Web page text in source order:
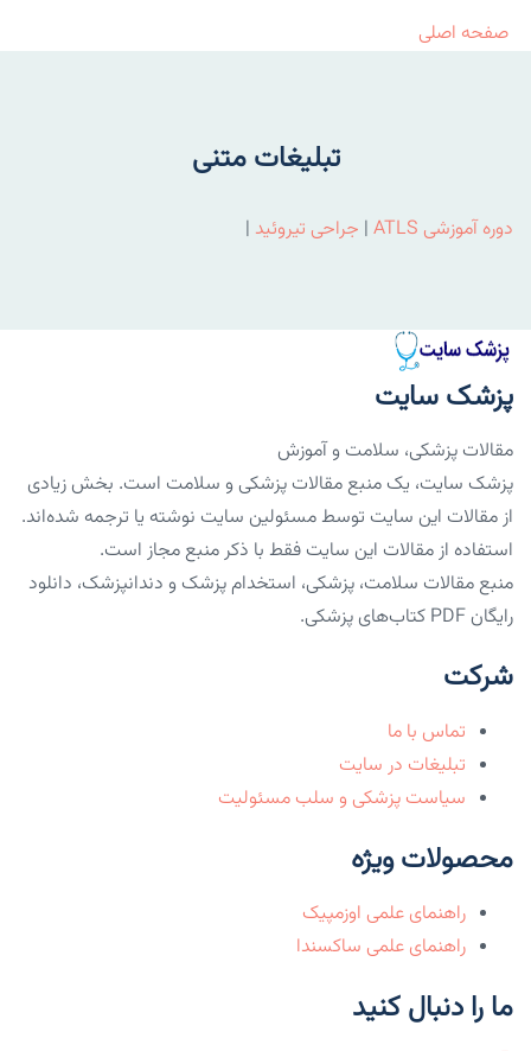
صفحه اصلی
تبلیغات متنی
دوره آموزشی ATLS | جراحی تیروئید |
پزشک سایت
مقالات پزشکی، سلامت و آموزش
پزشک سایت، یک منبع مقالات پزشکی و سلامت است. بخش زیادی
از مقالات این سایت توسط مسئولین سایت نوشته یا ترجمه شده‌اند.
استفاده از مقالات این سایت فقط با ذکر منبع مجاز است.
منبع مقالات سلامت، پزشکی، استخدام پزشک و دندانپزشک، دانلود
رایگان PDF کتاب‌های پزشکی.
شرکت
تماس با ما
تبلیغات در سایت
سیاست پزشکی و سلب مسئولیت
محصولات ویژه
راهنمای علمی اوزمپیک
راهنمای علمی ساکسندا
ما را دنبال کنید